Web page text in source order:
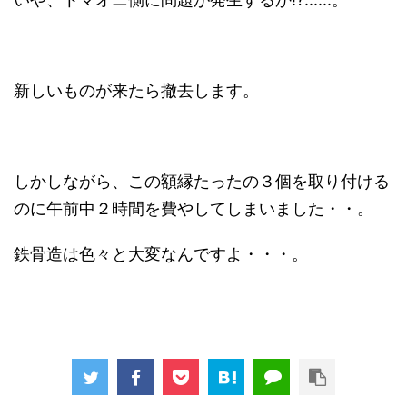
新しいものが来たら撤去します。
しかしながら、この額縁たったの３個を取り付ける
のに午前中２時間を費やしてしまいました・・。
鉄骨造は色々と大変なんですよ・・・。